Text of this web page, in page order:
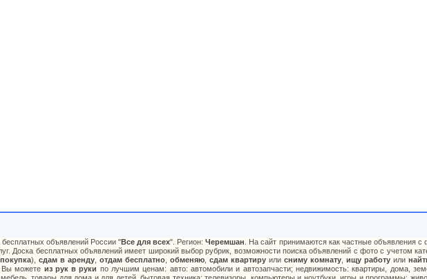
бесплатных объявлений России "Все для всех". Регион:Черемшан
. На сайт принимаются как частные объявления
Доска бесплатных объявлений имеет широкий выбор рубрик, возможности поиска объявлений с фото с учетом
покупка), сдам в аренду отдам бесплатно обменяю сдам квартиру или сниму комнату ищу работу или
Вы можете из рук в руки по лучшим ценам: авто: автомобили и автозапчасти; недвижимость: квартиры, дома,